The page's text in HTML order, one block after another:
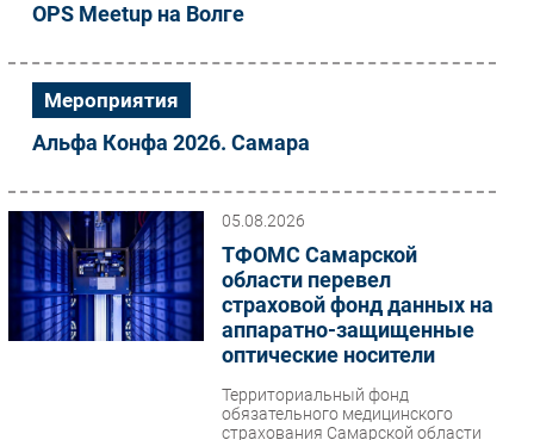
Кадры
Регулирование
Финансы
Безопасность
Инновации
CIO/Управление ИТ
Гаджеты
Здоровье
OPS Meetup на Волге
Мероприятия
Альфа Конфа 2026. Самара
05.08.2026
ТФОМС Самарской
области перевел
страховой фонд данных на
аппаратно-защищенные
оптические носители
Территориальный фонд
обязательного медицинского
страхования Самарской области